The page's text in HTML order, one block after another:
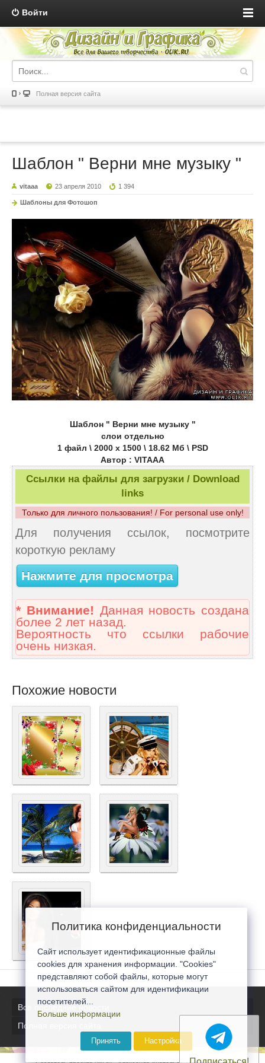
Войти
Полная версия сайта
Шаблон " Верни мне музыку "
vitaaa 23 апреля 2010 1 394
Шаблоны для Фотошоп
Шаблон " Верни мне музыку "
слои отдельно
1 файл \ 2000 х 1500 \ 18.62 Мб \ PSD
Автор : VITAAA
Ссылки на файлы для загрузки / Download
links
Только для личного пользования! / For personal use only!
Для получения ссылок, посмотрите
короткую рекламу
Нажмите для просмотра
* Внимание! Данная новость создана
более 2 лет назад.
Вероятность что ссылки рабочие
очень низкая.
Похожие новости
Все последние новости
Полная версия сайта
Политика конфиденциальности
Сайт использует идентификационные файлы
cookies для хранения информации. "Cookies"
представляют собой файлы, которые могут
использоваться сайтом для идентификации
посетителей...
Больше информации
Принять Настройка